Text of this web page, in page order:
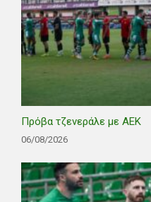
Πρόβα τζενεράλε με ΑΕΚ
06/08/2026